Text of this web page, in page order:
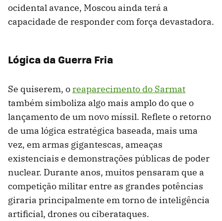
ocidental avance, Moscou ainda terá a
capacidade de responder com força devastadora.
Lógica da Guerra Fria
Se quiserem, oreaparecimento do Sarmat
também simboliza algo mais amplo do que o
lançamento de um novo míssil. Reflete o retorno
de uma lógica estratégica baseada, mais uma
vez, em armas gigantescas, ameaças
existenciais e demonstrações públicas de poder
nuclear. Durante anos, muitos pensaram que a
competição militar entre as grandes potências
giraria principalmente em torno de inteligência
artificial, drones ou ciberataques.